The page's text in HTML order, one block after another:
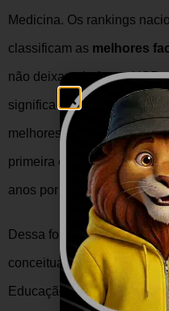
Medicina. Os rankings
classificam as melhores
não deixam de fora a USP,
significa que está evidente
melhores opções, na
primeira e a segunda
anos por terem se
Dessa forma, é possível
conceituadas pelos
Educação (MEC) e formam